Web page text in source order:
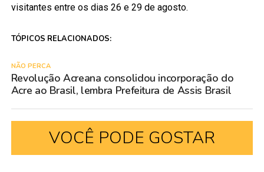
visitantes entre os dias 26 e 29 de agosto.
TÓPICOS RELACIONADOS:
NÃO PERCA
Revolução Acreana consolidou incorporação do
Acre ao Brasil, lembra Prefeitura de Assis Brasil
VOCÊ PODE GOSTAR